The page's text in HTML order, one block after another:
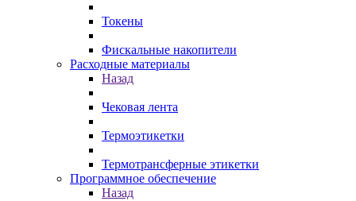
Токены
Фискальные накопители
Расходные материалы
Назад
Чековая лента
Термоэтикетки
Термотрансферные этикетки
Программное обеспечение
Назад